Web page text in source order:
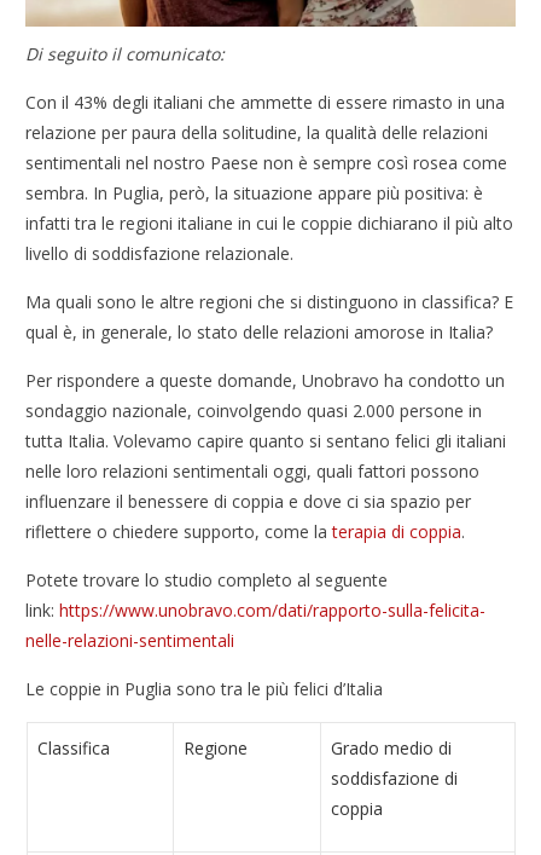
Di seguito il comunicato:
Con il 43% degli italiani che ammette di essere rimasto in una
relazione per paura della solitudine, la qualità delle relazioni
sentimentali nel nostro Paese non è sempre così rosea come
sembra. In Puglia, però, la situazione appare più positiva: è
infatti tra le regioni italiane in cui le coppie dichiarano il più alto
livello di soddisfazione relazionale.
Ma quali sono le altre regioni che si distinguono in classifica? E
qual è, in generale, lo stato delle relazioni amorose in Italia?
Per rispondere a queste domande, Unobravo ha condotto un
sondaggio nazionale, coinvolgendo quasi 2.000 persone in
tutta Italia. Volevamo capire quanto si sentano felici gli italiani
nelle loro relazioni sentimentali oggi, quali fattori possono
influenzare il benessere di coppia e dove ci sia spazio per
riflettere o chiedere supporto, come laterapia di coppia.
Potete trovare lo studio completo al seguente
link:https://www.unobravo.com/dati/rapporto-sulla-felicita-
nelle-relazioni-sentimentali
Le coppie in Puglia sono tra le più felici d’Italia
Classifica Regione
Grado medio di
soddisfazione di
coppia